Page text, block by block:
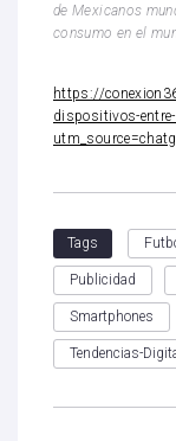
de Mexicanos
consumo en el
https://
dispositivos-
Tags
Publicidad
Smartphones
Tendencias-